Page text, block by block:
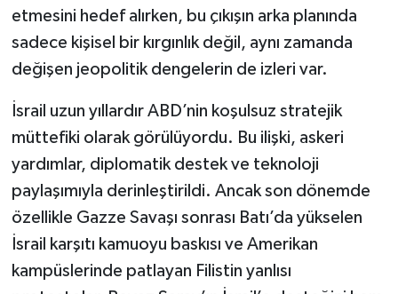
etmesini hedef alırken, bu çıkışın arka planında
sadece kişisel bir kırgınlık değil, aynı zamanda
değişen jeopolitik dengelerin de izleri var.
İsrail uzun yıllardır ABD’nin koşulsuz stratejik
müttefiki olarak görülüyordu. Bu ilişki, askeri
yardımlar, diplomatik destek ve teknoloji
paylaşımıyla derinleştirildi. Ancak son dönemde
özellikle Gazze Savaşı sonrası Batı’da yükselen
İsrail karşıtı kamuoyu baskısı ve Amerikan
kampüslerinde patlayan Filistin yanlısı